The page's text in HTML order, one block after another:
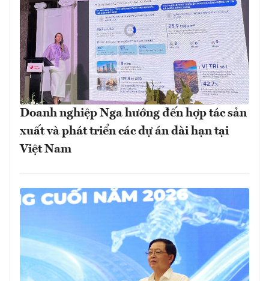
Doanh nghiệp Nga hướng đến hợp tác sản
xuất và phát triển các dự án dài hạn tại
Việt Nam